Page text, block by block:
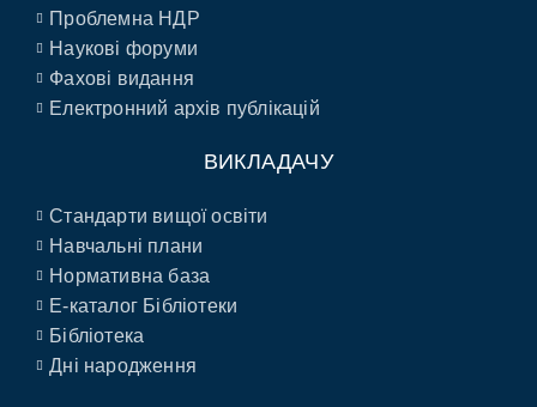
Проблемна НДР
Наукові форуми
Фахові видання
Електронний архів публікацій
ВИКЛАДАЧУ
Стандарти вищої освіти
Навчальні плани
Нормативна база
E-каталог Бібліотеки
Бібліотека
Дні народження